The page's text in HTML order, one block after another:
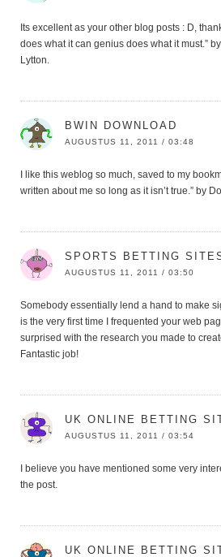
Its excellent as your other blog posts : D,
does what it can genius does what it must.”
Lytton.
BWIN DOWNLOAD
AUGUSTUS 11, 2011 / 03:48
I like this weblog so much, saved to my
written about me so long as it isn’t true.” by
SPORTS BETTING
AUGUSTUS 11, 2011 / 03:50
Somebody essentially lend a hand to make
is the very first time I frequented your web
surprised with the research you made to
Fantastic job!
UK ONLINE BETTING
AUGUSTUS 11, 2011 / 03:54
I believe you have mentioned some very
the post.
UK ONLINE BETTING